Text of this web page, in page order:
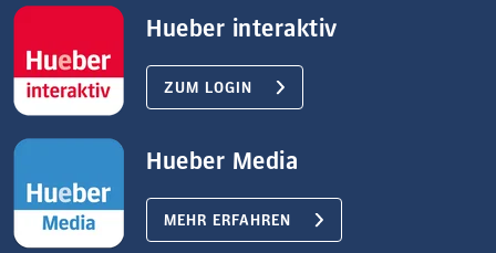
Hueber interaktiv
ZUM LOGIN
Hueber Media
MEHR ERFAHREN